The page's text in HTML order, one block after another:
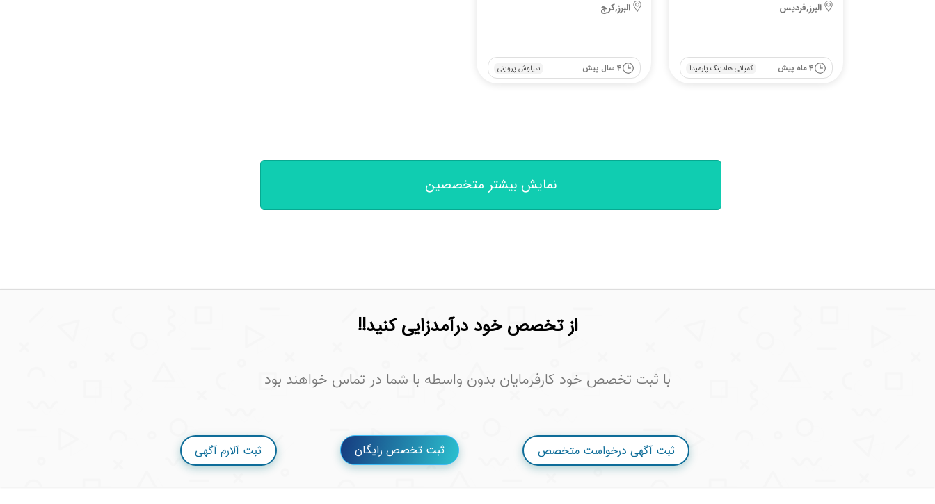
البرز,فردیس
کمپانی هلدینگ پارمیدا 4 ماه پیش
البرز,کرج
سیاوش پروینی 4 سال پیش
نمایش بیشتر متخصصین
از تخصص خود درآمدزایی کنید!!
با ثبت تخصص خود کارفرمایان بدون واسطه با شما در تماس خواهند بود
ثبت آگهی درخواست متخصص ثبت تخصص رایگان ثبت آلارم آگهی